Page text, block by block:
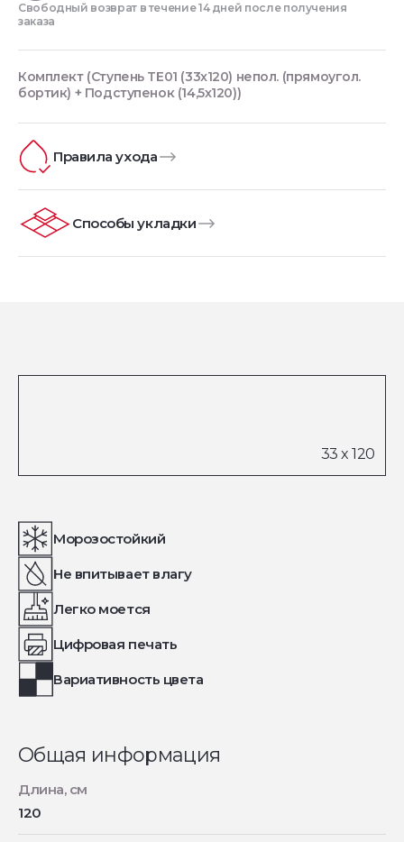
Свободный возврат в течение 14 дней после получения
заказа
Комплект (Ступень TE01 (33x120) непол. (прямоугол.
бортик) + Подступенок (14,5x120))
Правила ухода
Способы укладки
Морозостойкий
Не впитывает влагу
Легко моется
Цифровая печать
Вариативность цвета
Общая информация
Длина, см
120